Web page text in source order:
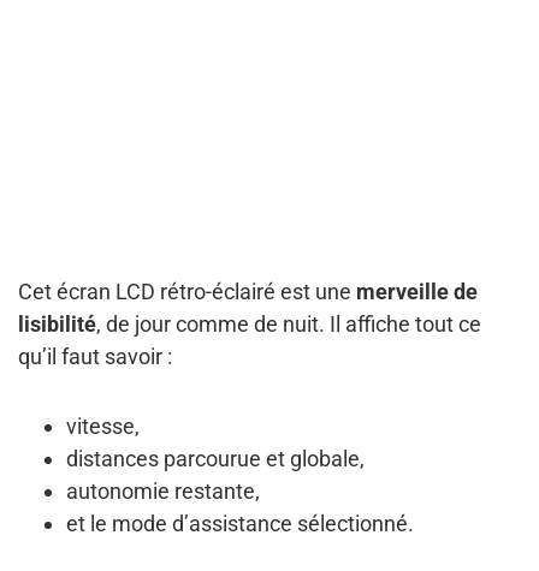
Cet écran LCD rétro-éclairé est une merveille de
lisibilité, de jour comme de nuit. Il affiche tout ce
qu’il faut savoir :
vitesse,
distances parcourue et globale,
autonomie restante,
et le mode d’assistance sélectionné.